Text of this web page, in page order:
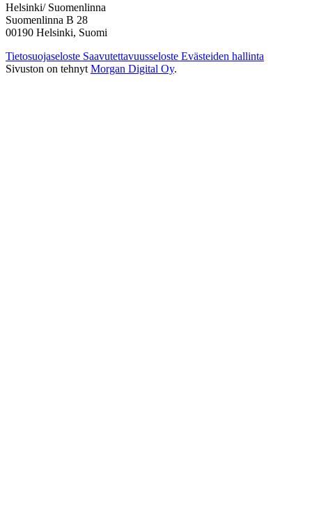
Helsinki/ Suomenlinna
Suomenlinna B 28
00190 Helsinki, Suomi
Tietosuojaseloste Saavutettavuusseloste Evästeiden hallinta
Sivuston on tehnyt Morgan Digital Oy.